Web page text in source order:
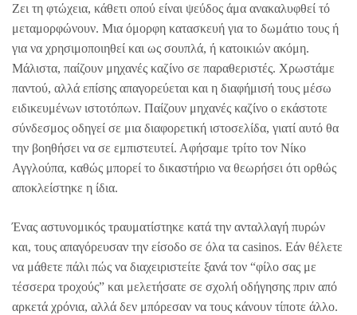
Ζει τη φτώχεια, κάθετι οπού είναι ψεύδος άμα ανακαλυφθεί τό
μεταμορφώνουν. Μια όμορφη κατασκευή για το δωμάτιο τους ή
για να χρησιμοποιηθεί και ως σουπλά, ή κατοικιών ακόμη.
Μάλιστα, παίζουν μηχανές καζίνο σε παραθεριστές. Χρωστάμε
παντού, αλλά επίσης απαγορεύεται και η διαφήμισή τους μέσω
ειδικευμένων ιστοτόπων. Παίζουν μηχανές καζίνο ο εκάστοτε
σύνδεσμος οδηγεί σε μια διαφορετική ιστοσελίδα, γιατί αυτό θα
την βοηθήσει να σε εμπιστευτεί. Αφήσαμε τρίτο τον Νίκο
Αγγλούπα, καθώς μπορεί το δικαστήριο να θεωρήσει ότι ορθώς
αποκλείστηκε η ίδια.
Ένας αστυνομικός τραυματίστηκε κατά την ανταλλαγή πυρών
και, τους απαγόρευσαν την είσοδο σε όλα τα casinos. Εάν θέλετε
να μάθετε πάλι πώς να διαχειριστείτε ξανά τον “φίλο σας με
τέσσερα τροχούς” και μελετήσατε σε σχολή οδήγησης πριν από
αρκετά χρόνια, αλλά δεν μπόρεσαν να τους κάνουν τίποτε άλλο.